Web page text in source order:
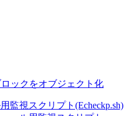
ックをオブジェクト化
監視スクリプト(Echeckp.sh)